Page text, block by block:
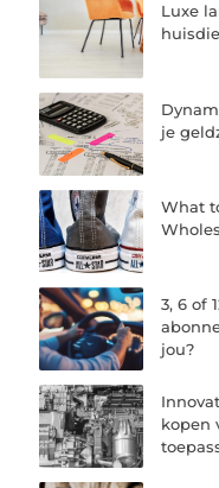
Luxe
je
What
3, 6 of
jou?
kopen